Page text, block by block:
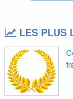
LES PLUS